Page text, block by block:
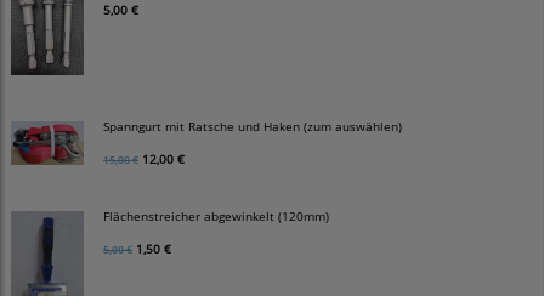
5,00 €
Spanngurt mit Ratsche und Haken (zum auswählen)
15,00 € 12,00 €
Flächenstreicher abgewinkelt (120mm)
5,00 € 1,50 €